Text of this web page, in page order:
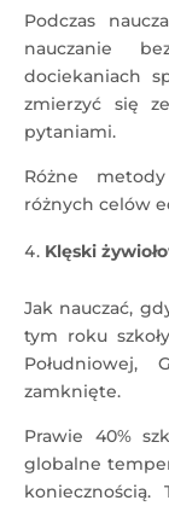
Podczas
nauczanie
dociekaniach
zmierzyć się
pytaniami.
Różne
różnych celów
Klęski
Jak nauczać,
tym roku
Południowej,
zamknięte.
Prawie 40%
globalne
koniecznością.